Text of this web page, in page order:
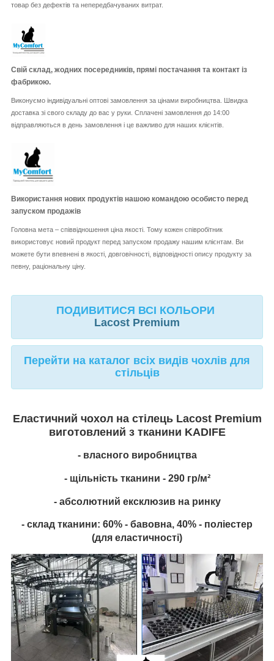
товар без дефектів та непередбачуваних витрат.
Свій склад, жодних посередників, прямі постачання та контакт із
фабрикою.
Виконуємо індивідуальні оптові замовлення за цінами виробництва. Швидка
доставка зі свого складу до вас у руки. Сплачені замовлення до 14:00
відправляються в день замовлення і це важливо для наших клієнтів.
Використання нових продуктів нашою командою особисто перед
запуском продажів
Головна мета – співвідношення ціна якості. Тому кожен співробітник
використовує новий продукт перед запуском продажу нашим клієнтам. Ви
можете бути впевнені в якості, довговічності, відповідності опису продукту за
певну, раціональну ціну.
ПОДИВИТИСЯ ВСІ КОЛЬОРИ
Lacost Premium
Перейти на каталог всіх видів чохлів для
стільців
Еластичний чохол на стілець Lacost Premium
виготовлений з тканини KADIFE
- власного виробництва
- щільність тканини - 290 гр/м²
- абсолютний ексклюзив на ринку
- склад тканини: 60% - бавовна, 40% - поліестер
(для еластичності)